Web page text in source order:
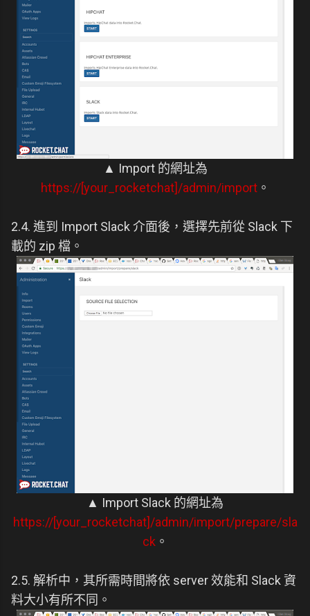
▲ Import 的網址為
https://[your_rocketchat]/admin/import。
2.4. 進到 Import Slack 介面後，選擇先前從 Slack 下
載的 zip 檔。
▲ Import Slack 的網址為
https://[your_rocketchat]/admin/import/prepare/sla
ck 。
2.5. 解析中，其所需時間將依 server 效能和 Slack 資
料大小有所不同。